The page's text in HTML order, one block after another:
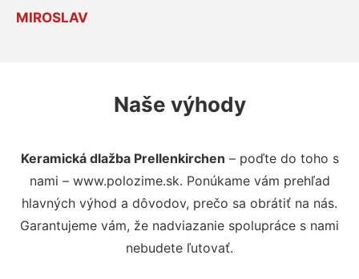
MIROSLAV
Naše výhody
Keramická dlažba Prellenkirchen – poďte do toho s
nami – www.polozime.sk. Ponúkame vám prehľad
hlavných výhod a dôvodov, prečo sa obrátiť na nás.
Garantujeme vám, že nadviazanie spolupráce s nami
nebudete ľutovať.